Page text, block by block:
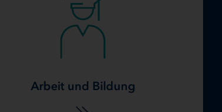
Arbeit und Bildung